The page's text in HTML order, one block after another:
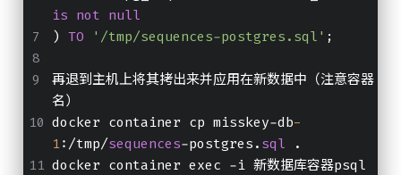
is not null
) TO '/tmp/sequences-postgres.sql' ;
再退到主机上将其拷出来并应用在新数据中（注意容器
名）
docker container cp misskey-db-
1:/tmp/sequences-postgres. sql .
docker container exec -i 新数据库容器psql